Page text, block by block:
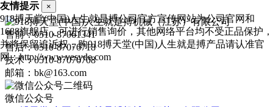
售前：0510-87061341
售后：0510-87076718
技术：0510-87076708
邮箱：bk@163.com
微信公众号
友情提示 ×
918搏天堂(中国)人生就是搏公司官方宣传网站为公司官网和
1688旗舰店，可进行销售询价，其他网络平台均不受正品保护，
并将保留追诉权，购918搏天堂(中国)人生就是搏产品请认准官
网：http://www.vesyde.com